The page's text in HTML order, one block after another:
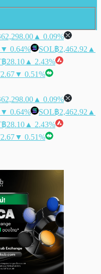
▲ 0.09%
▼ 0.64% SOL฿2,462.92 ▲
฿28.10 ▲ 2.43%
▼ 0.51%
▲ 0.09%
▼ 0.64% SOL฿2,462.92 ▲
฿28.10 ▲ 2.43%
▼ 0.51%